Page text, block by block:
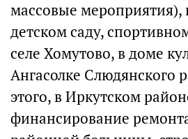
массовые
детском саду,
селе Хомутово, в доме
Ангасолке Слюдянского
этого, в Иркутском
финансирование